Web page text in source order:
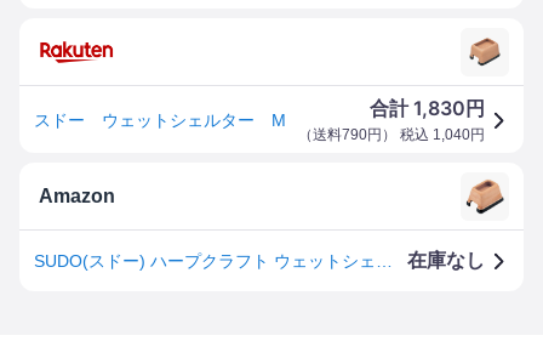
スドー ウェットシェルター M
合計1,830 円
（送料790円 ） 税込 1,040円
Amazon
在庫なし